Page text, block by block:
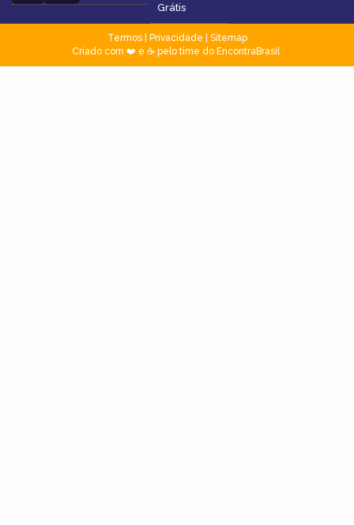
Grátis
Termos| Privacidade
Sitemap
Criado com ❤️ e ☕ pelo time do EncontraBrasil